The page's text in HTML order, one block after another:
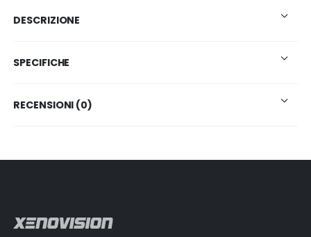
DESCRIZIONE
SPECIFICHE
RECENSIONI (0)